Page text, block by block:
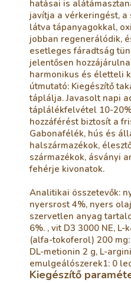
hatásai is
javítja a vérkeringést,
látva tápanyagokkal,
jobban regenerálódik,
esetleges fáradtság
jelentősen
harmonikus és életteli
útmutató: Kiegészítő
táplálja. Javasolt napi
táplálékfelvétel 10-
hozzáférést biztosít a
Gabonafélék, hús és
halszármazékok,
származékok, ásványi
fehérje kivonatok.
Analitikai összetevők:
nyersrost 4%, nyers
szervetlen anyag
6%. , vit D3 3000 NE,
(alfa-tokoferol) 200
DL-metionin 2 g, L-
emulgeálószerek1: 0
Kiegészítő